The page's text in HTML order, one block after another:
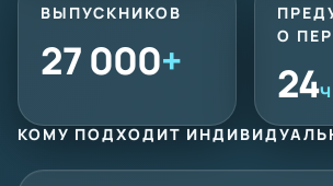
ВЫПУСКНИКОВ
27 000+
О
24ч
КОМУ ПОДХОДИТ